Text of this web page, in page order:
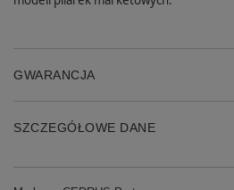
GWARANCJA
SZCZEGÓŁOWE DANE